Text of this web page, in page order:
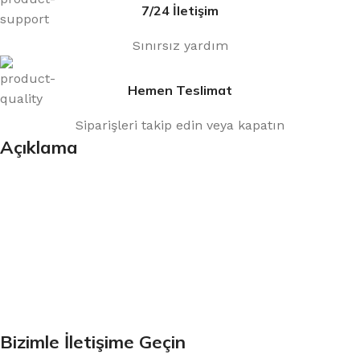
7/24 İletişim
Sınırsız yardım
Hemen Teslimat
Siparişleri takip edin veya kapatın
Açıklama
Bizimle İletişime Geçin